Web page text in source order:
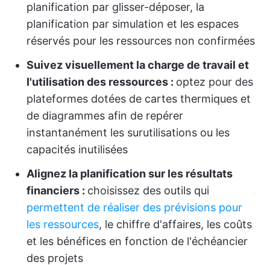
planification par glisser-déposer, la
planification par simulation et les espaces
réservés pour les ressources non confirmées
Suivez visuellement la charge de travail et
l'utilisation des ressources : optez pour des
plateformes dotées de cartes thermiques et
de diagrammes afin de repérer
instantanément les surutilisations ou les
capacités inutilisées
Alignez la planification sur les résultats
financiers : choisissez des outils qui
permettent de réaliser des prévisions pour
les ressources, le chiffre d'affaires, les coûts
et les bénéfices en fonction de l'échéancier
des projets